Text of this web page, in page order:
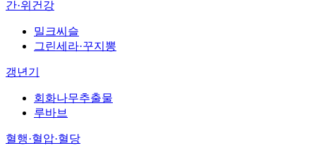
간·위건강
밀크씨슬
그린세라·꾸지뽕
갱년기
회화나무추출물
루바브
혈행·혈압·혈당